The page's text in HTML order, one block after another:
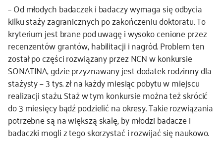
– Od młodych badaczek i badaczy wymaga się odbycia
kilku staży zagranicznych po zakończeniu doktoratu. To
kryterium jest brane pod uwagę i wysoko cenione przez
recenzentów grantów, habilitacji i nagród. Problem ten
został po części rozwiązany przez NCN w konkursie
SONATINA, gdzie przyznawany jest dodatek rodzinny dla
stażysty − 3 tys. zł na każdy miesiąc pobytu w miejscu
realizacji stażu. Staż w tym konkursie można też skrócić
do 3 miesięcy bądź podzielić na okresy. Takie rozwiązania
potrzebne są na większą skalę, by młodzi badacze i
badaczki mogli z tego skorzystać i rozwijać się naukowo.